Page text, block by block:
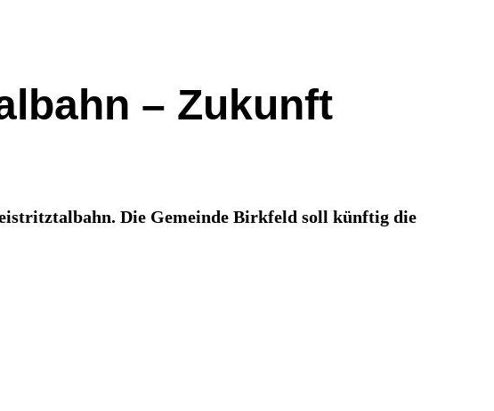
– Zukunft
Die Gemeinde Birkfeld soll künftig die